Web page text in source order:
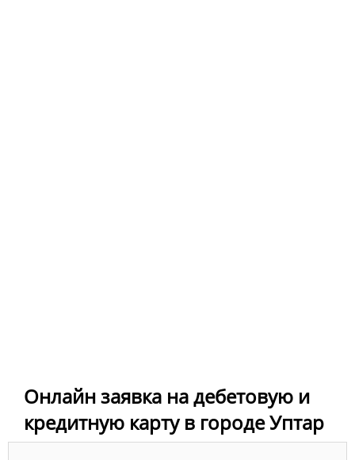
Онлайн заявка на дебетовую и
кредитную карту в городе Уптар